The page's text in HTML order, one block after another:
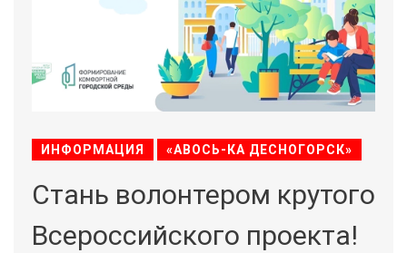
ИНФОРМАЦИЯ «АВОСЬ-КА ДЕСНОГОРСК»
Стань волонтером крутого
Всероссийского проекта!